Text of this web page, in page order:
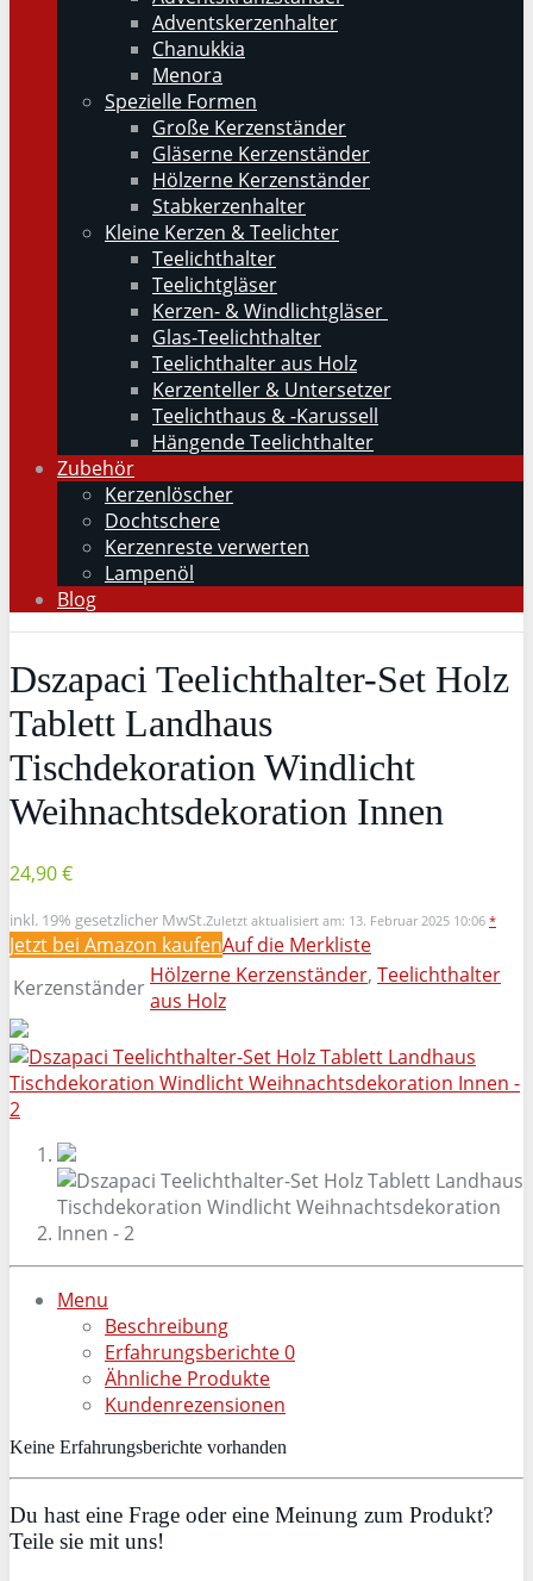
Adventskerzenhalter
Chanukkia
Menora
Spezielle Formen
Große Kerzenständer
Gläserne Kerzenständer
Hölzerne Kerzenständer
Stabkerzenhalter
Kleine Kerzen & Teelichter
Teelichthalter
Teelichtgläser
Kerzen- & Windlichtgläser
Glas-Teelichthalter
Teelichthalter aus Holz
Kerzenteller & Untersetzer
Teelichthaus & -Karussell
Hängende Teelichthalter
Zubehör
Kerzenlöscher
Dochtschere
Kerzenreste verwerten
Lampenöl
Blog
Dszapaci Teelichthalter-Set Holz
Tablett Landhaus
Tischdekoration Windlicht
Weihnachtsdekoration Innen
24,90 €
inkl. 19% gesetzlicher MwSt.Zuletzt aktualisiert am: 13. Februar 2025 10:06 *
Jetzt bei Amazon kaufenAuf die Merkliste
Kerzenständer Hölzerne Kerzenständer, Teelichthalter
aus Holz
Menu
Beschreibung
Erfahrungsberichte0
Ähnliche Produkte
Kundenrezensionen
Keine Erfahrungsberichte vorhanden
Du hast eine Frage oder eine Meinung zum Produkt?
Teile sie mit uns!